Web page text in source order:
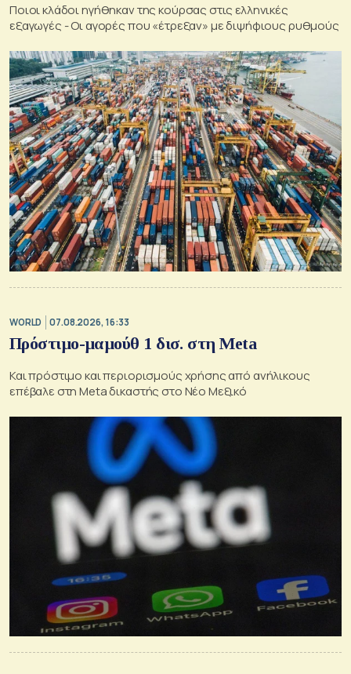
Ποιοι κλάδοι ηγήθηκαν της κούρσας στις ελληνικές
εξαγωγές - Οι αγορές που «έτρεξαν» με διψήφιους ρυθμούς
WORLD 07.08.2026, 16:33
Πρόστιμο-μαμούθ 1 δισ. στη Meta
Και πρόστιμο και περιορισμούς χρήσης από ανήλικους
επέβαλε στη Meta δικαστής στο Νέο Μεξικό